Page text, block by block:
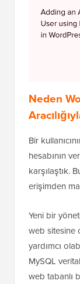
Neden
Bir
hesabının
karşılaştık.
erişimden
Yeni bir
web sitesine
yardımcı
MySQL
web tabanlı